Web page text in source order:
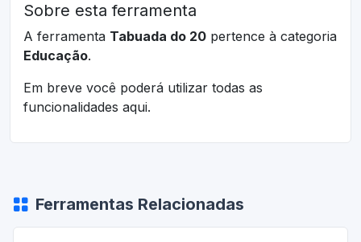
Sobre esta ferramenta
A ferramenta Tabuada do 20 pertence à categoria
Educação.
Em breve você poderá utilizar todas as
funcionalidades aqui.
Ferramentas Relacionadas